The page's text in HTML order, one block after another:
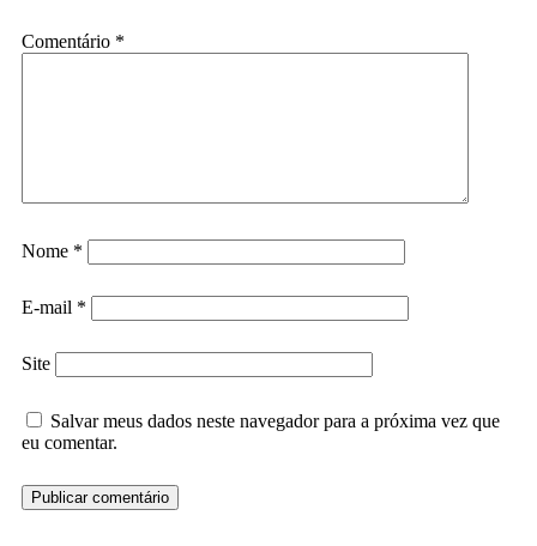
Comentário *
Nome *
E-mail *
Site
Salvar meus dados neste navegador para a próxima vez que
eu comentar.